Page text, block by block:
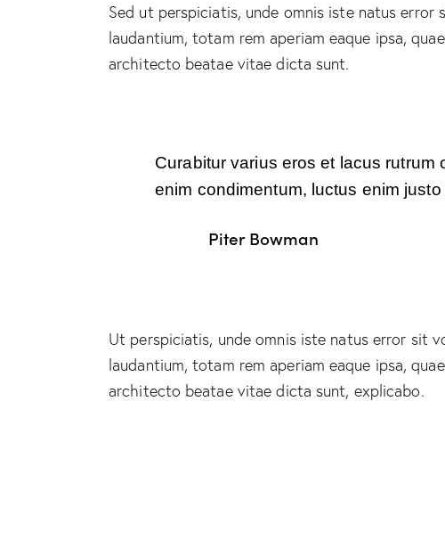
Sed ut perspiciatis, unde omnis iste natus
laudantium, totam rem aperiam eaque ipsa,
architecto beatae vitae dicta sunt.
Curabitur varius eros et lacus rutrum
enim condimentum, luctus enim
Piter Bowman
Ut perspiciatis, unde omnis iste natus error sit
laudantium, totam rem aperiam eaque ipsa,
architecto beatae vitae dicta sunt, explicabo.